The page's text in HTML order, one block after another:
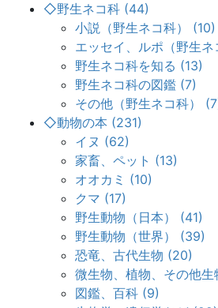
◇野生ネコ科 (44)
小説（野生ネコ科） (10)
エッセイ、ルポ（野生ネ
野生ネコ科を知る (13)
野生ネコ科の図鑑 (7)
その他（野生ネコ科）
◇動物の本 (231)
イヌ (62)
家畜、ペット (13)
オオカミ (10)
クマ (17)
野生動物（日本） (41)
野生動物（世界） (39)
恐竜、古代生物 (20)
微生物、植物、その他
図鑑、百科 (9)